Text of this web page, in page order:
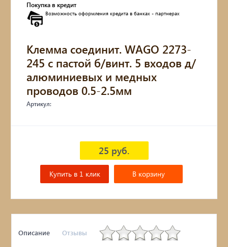
Покупка в кредит
Возможность оформления кредита в банках - партнерах
Клемма соединит. WAGO 2273-
245 с пастой б/винт. 5 входов д/
алюминиевых и медных
проводов 0.5-2.5мм
Артикул:
25 руб.
В корзину
Купить в 1 клик
Описание Отзывы